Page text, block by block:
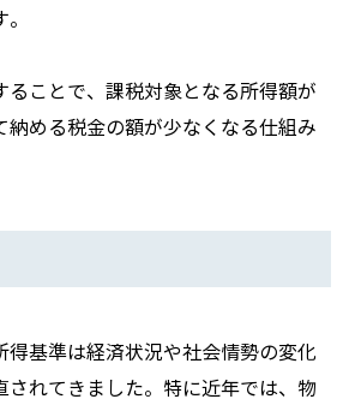
ることで、課税対象となる所得額が
納める税金の額が少なくなる仕組み
得基準は経済状況や社会情勢の変化
されてきました。特に近年では、物